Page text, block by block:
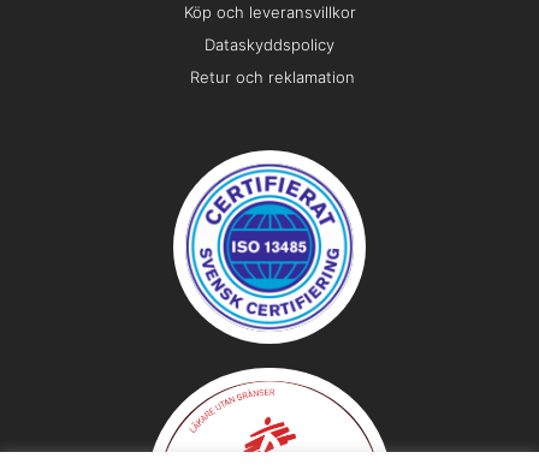
Köp och leveransvillkor
Dataskyddspolicy
Retur och reklamation